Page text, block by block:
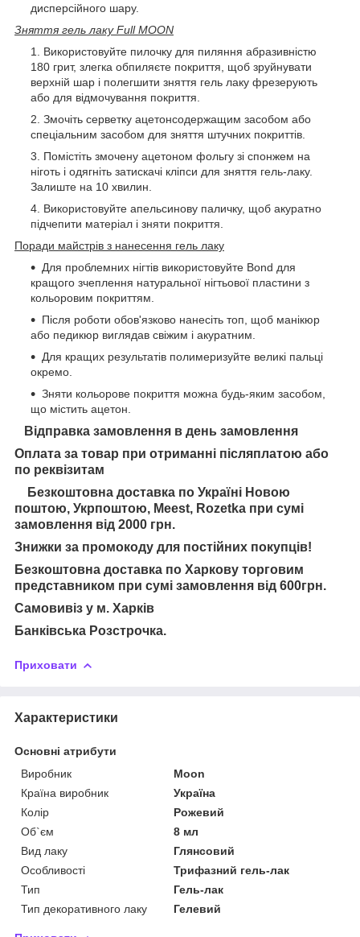
дисперсійного шару.
Зняття гель лаку Full MOON
Використовуйте пилочку для пиляння абразивністю
180 грит, злегка обпиляєте покриття, щоб зруйнувати
верхній шар і полегшити зняття гель лаку фрезерують
або для відмочування покриття.
Змочіть серветку ацетонсодержащим засобом або
спеціальним засобом для зняття штучних покриттів.
Помістіть змочену ацетоном фольгу зі спонжем на
ніготь і одягніть затискачі кліпси для зняття гель-лаку.
Залиште на 10 хвилин.
Використовуйте апельсинову паличку, щоб акуратно
підчепити матеріал і зняти покриття.
Поради майстрів з нанесення гель лаку
Для проблемних нігтів використовуйте Bond для
кращого зчеплення натуральної нігтьової пластини з
кольоровим покриттям.
Після роботи обов'язково нанесіть топ, щоб манікюр
або педикюр виглядав свіжим і акуратним.
Для кращих результатів полимеризуйте великі пальці
окремо.
Зняти кольорове покриття можна будь-яким засобом,
що містить ацетон.
Відправка замовлення в день замовлення
Оплата за товар при отриманні післяплатою або
по реквізитам
Безкоштовна доставка по Україні Новою
поштою, Укрпоштою, Meest, Rozetka при сумі
замовлення від 2000 грн.
Знижки за промокоду для постійних покупців!
Безкоштовна доставка по Харкову торговим
представником при сумі замовлення від 600грн.
Самовивіз у м. Харків
Банківська Розстрочка.
Приховати
Характеристики
Основні атрибути
Виробник
Moon
Країна виробник
Україна
Колір
Рожевий
Об`єм
8 мл
Вид лаку
Глянсовий
Особливості
Трифазний гель-лак
Тип
Гель-лак
Тип декоративного лаку
Гелевий